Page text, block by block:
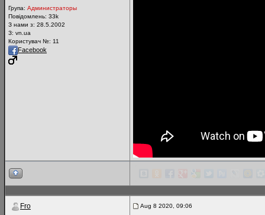
Група: Администраторы
Повідомлень: 33k
З нами з: 28.5.2002
З: vn.ua
Користувач №: 11
Facebook
Fro Aug 8 2020, 09:06